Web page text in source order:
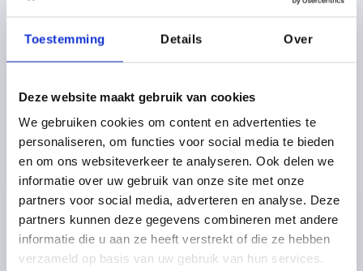
Toestemming Details Over
Deze website maakt gebruik van cookies
We gebruiken cookies om content en advertenties te
personaliseren, om functies voor social media te bieden
en om ons websiteverkeer te analyseren. Ook delen we
informatie over uw gebruik van onze site met onze
partners voor social media, adverteren en analyse. Deze
partners kunnen deze gegevens combineren met andere
informatie die u aan ze heeft verstrekt of die ze hebben
verzameld op basis van uw gebruik van hun services.
2) opbouwmontage
SCHARNIER INWENDIG, 125GRADEN, A=44, B=29,
C=32, RVS A4 1.4404 BLANK
MATERIAAL BASISELEMENT=RVS A4
B3=9,5
Bestelnummer: K1448.1442932